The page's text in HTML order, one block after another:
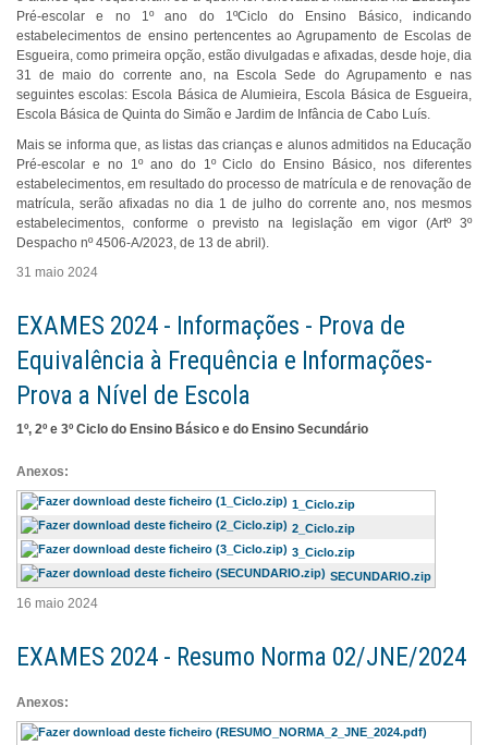
Pré-escolar e no 1º ano do 1ºCiclo do Ensino Básico, indicando
estabelecimentos de ensino pertencentes ao Agrupamento de Escolas de
Esgueira, como primeira opção, estão divulgadas e afixadas, desde hoje, dia
31 de maio do corrente ano, na Escola Sede do Agrupamento e nas
seguintes escolas: Escola Básica de Alumieira, Escola Básica de Esgueira,
Escola Básica de Quinta do Simão e Jardim de Infância de Cabo Luís.
Mais se informa que, as listas das crianças e alunos admitidos na Educação
Pré-escolar e no 1º ano do 1º Ciclo do Ensino Básico, nos diferentes
estabelecimentos, em resultado do processo de matrícula e de renovação de
matrícula, serão afixadas no dia 1 de julho do corrente ano, nos mesmos
estabelecimentos, conforme o previsto na legislação em vigor (Artº 3º
Despacho nº 4506-A/2023, de 13 de abril).
31 maio 2024
EXAMES 2024 - Informações - Prova de
Equivalência à Frequência e Informações-
Prova a Nível de Escola
1º, 2º e 3º Ciclo do Ensino Básico e do Ensino Secundário
Anexos:
1_Ciclo.zip
2_Ciclo.zip
3_Ciclo.zip
SECUNDARIO.zip
16 maio 2024
EXAMES 2024 - Resumo Norma 02/JNE/2024
Anexos: